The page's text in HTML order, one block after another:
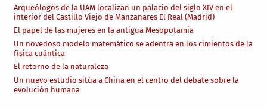
Arqueólogos de la UAM localizan un palacio del siglo XIV en el
interior del Castillo Viejo de Manzanares El Real (Madrid)
El papel de las mujeres en la antigua Mesopotamia
Un novedoso modelo matemático se adentra en los cimientos de la
física cuántica
El retorno de la naturaleza
Un nuevo estudio sitúa a China en el centro del debate sobre la
evolución humana